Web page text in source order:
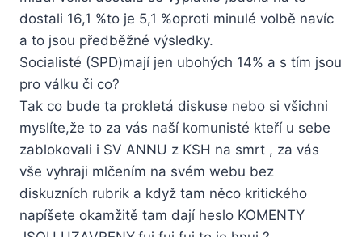
dostali 16,1 %to je 5,1 %oproti minulé volbě navíc
a to jsou předběžné výsledky.
Socialisté (SPD)mají jen ubohých 14% a s tím jsou
pro válku či co?
Tak co bude ta prokletá diskuse nebo si všichni
myslíte,že to za vás naší komunisté kteří u sebe
zablokovali i SV ANNU z KSH na smrt , za vás
vše vyhraji mlčením na svém webu bez
diskuzních rubrik a když tam něco kritického
napíšete okamžitě tam dají heslo KOMENTY